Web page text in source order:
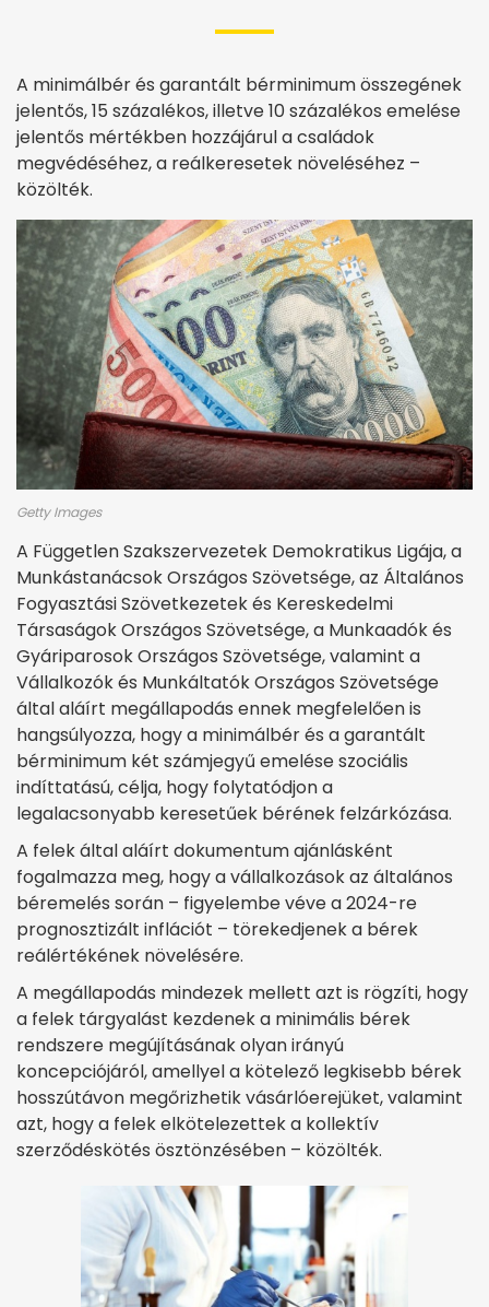
A minimálbér és garantált bérminimum összegének
jelentős, 15 százalékos, illetve 10 százalékos emelése
jelentős mértékben hozzájárul a családok
megvédéséhez, a reálkeresetek növeléséhez –
közölték.
Getty Images
A Független Szakszervezetek Demokratikus Ligája, a
Munkástanácsok Országos Szövetsége, az Általános
Fogyasztási Szövetkezetek és Kereskedelmi
Társaságok Országos Szövetsége, a Munkaadók és
Gyáriparosok Országos Szövetsége, valamint a
Vállalkozók és Munkáltatók Országos Szövetsége
által aláírt megállapodás ennek megfelelően is
hangsúlyozza, hogy a minimálbér és a garantált
bérminimum két számjegyű emelése szociális
indíttatású, célja, hogy folytatódjon a
legalacsonyabb keresetűek bérének felzárkózása.
A felek által aláírt dokumentum ajánlásként
fogalmazza meg, hogy a vállalkozások az általános
béremelés során – figyelembe véve a 2024-re
prognosztizált inflációt – törekedjenek a bérek
reálértékének növelésére.
A megállapodás mindezek mellett azt is rögzíti, hogy
a felek tárgyalást kezdenek a minimális bérek
rendszere megújításának olyan irányú
koncepciójáról, amellyel a kötelező legkisebb bérek
hosszútávon megőrizhetik vásárlóerejüket, valamint
azt, hogy a felek elkötelezettek a kollektív
szerződéskötés ösztönzésében – közölték.